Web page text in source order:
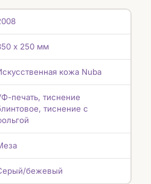
х 250 мм
кожа Nuba
печать, тиснение
тиснение с
бежевый